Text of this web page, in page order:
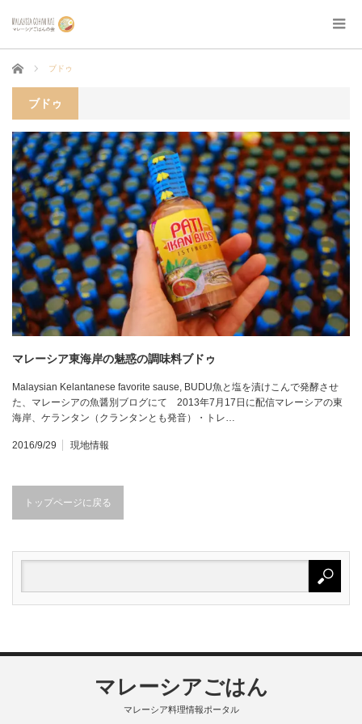
ホーム ブドゥ
ブドゥ
マレーシア東海岸の魅惑の調味料ブドゥ
Malaysian Kelantanese favorite sause, BUDU魚と塩を漬けこんで発酵させ
た、マレーシアの魚醤別ブログにて 2013年7月17日に配信マレーシアの東
海岸、ケランタン（クランタンとも発音）・トレ…
2016/9/29 現地情報
トップページに戻る
マレーシアごはん
マレーシア料理情報ポータル